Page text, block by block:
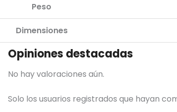
Peso
Dimensiones
Opiniones destacadas
No hay valoraciones aún.
Solo los usuarios registrados que hayan